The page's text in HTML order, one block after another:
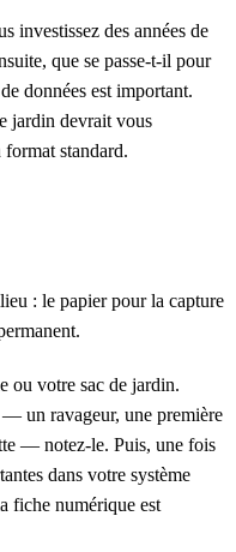
investissez des années de
que se passe-t-il pour
données est important.
jardin devrait vous
format standard.
: le papier pour la capture
ou votre sac de jardin.
un ravageur, une première
— notez-le. Puis, une fois
dans votre système
fiche numérique est